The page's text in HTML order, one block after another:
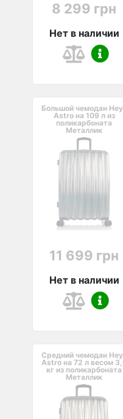
8 299 грн
Нет в наличии
Большой чемодан
Astro на 109 л из
поликарбоната
Металлик
11 699 грн
Нет в наличии
Средний чемодан
Astro на 72 л весом
кг из поликарбоната
Металлик